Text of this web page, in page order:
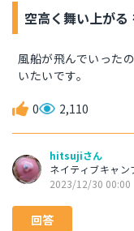
空高く舞い上がる
風船が飛んでいった
いたいです。
0 2,110
hitsujiさん
ネイティブキャ
2023/12/30 00:00
回答